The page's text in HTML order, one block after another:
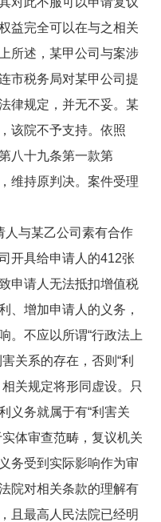
益完全可以在与之相关
所述，某甲公司与案涉
市税务局对某甲公司提
律规定，并无不妥。某
该院不予支持。依照
八十九条第一款第
维持原判决。案件受理
与某乙公司素有合作
开具给申请人的412张
申请人无法抵扣增值税
、增加申请人的义务，
。不应以所谓“行政法上
关系的存在，否则“利
关规定将形同虚设。只
义务就属于有“利害关
体审查范畴，复议机关
务受到实际影响作为审
院对相关条款的理解有
且最高人民法院已经明